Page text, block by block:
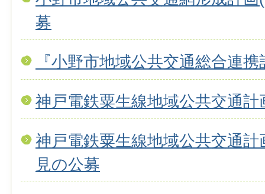
募
『小野市地域公共交通総合連
神戸電鉄粟生線地域公共交通計
神戸電鉄粟生線地域公共交通
見の公募